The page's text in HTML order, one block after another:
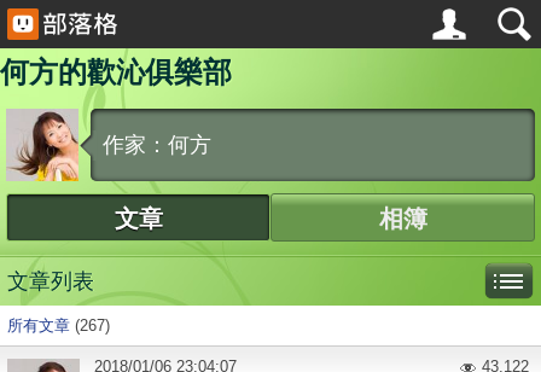
何方的歡沁俱樂部
作家：何方
文章 相簿
文章列表
所有文章 (267)
2018/01/06 23:04:07 43,122